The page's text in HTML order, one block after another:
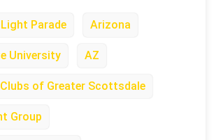
Parade Arizona
University AZ
of Greater Scottsdale
Group